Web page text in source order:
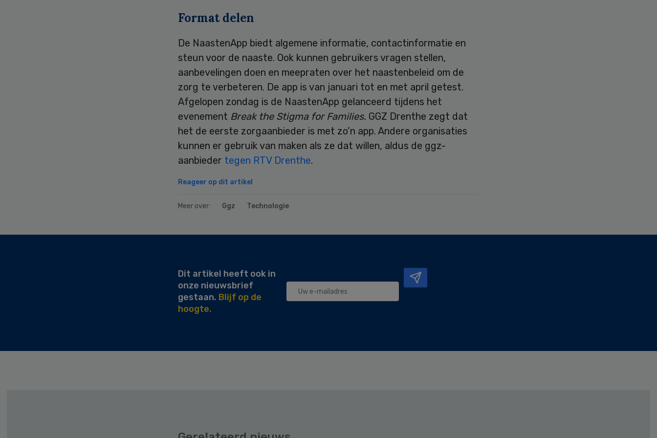
Format delen
De NaastenApp biedt algemene informatie, contactinformatie en
steun voor de naaste. Ook kunnen gebruikers vragen stellen,
aanbevelingen doen en meepraten over het naastenbeleid om de
zorg te verbeteren. De app is van januari tot en met april getest.
Afgelopen zondag is de NaastenApp gelanceerd tijdens het
evenement Break the Stigma for Families. GGZ Drenthe zegt dat
het de eerste zorgaanbieder is met zo’n app. Andere organisaties
kunnen er gebruik van maken als ze dat willen, aldus de ggz-
aanbieder tegen RTV Drenthe.
Reageer op dit artikel
Meer over: Ggz Technologie
Dit artikel heeft ook in
onze nieuwsbrief
gestaan. Blijf op de
hoogte.